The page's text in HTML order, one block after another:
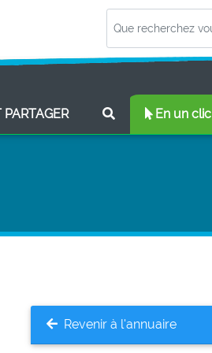
PARTAGER(CURRENT) En un clic
Revenir à l'annuaire